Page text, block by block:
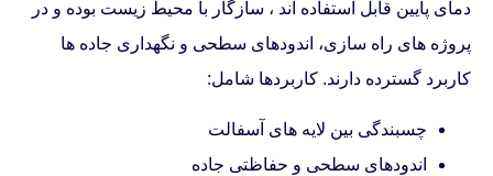
دمای پایین قابل استفاده اند ، سازگار با محیط زیست بوده و در
پروژه های راه سازی، اندودهای سطحی و نگهداری جاده ها
کاربرد گسترده دارند. کاربردها شامل:
چسبندگی بین لایه های آسفالت
اندودهای سطحی و حفاظتی جاده